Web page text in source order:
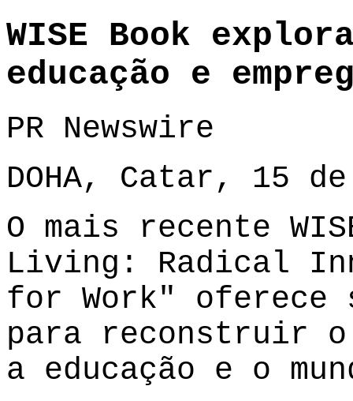
WISE Book
educação e
PR Newswire
DOHA, Catar, 15
O mais recente
Living: Radical
for Work" oferece
para reconstruir o
a educação e o